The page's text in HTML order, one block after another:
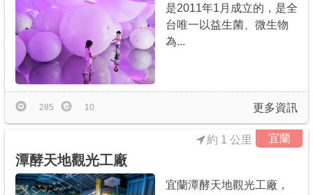
是2011年1月成立的，是全
台唯一以益生菌、微生物
為...
更多資訊
285 10
宜蘭
潭酵天地觀光工廠
約 1 公里
宜蘭潭酵天地觀光工廠，